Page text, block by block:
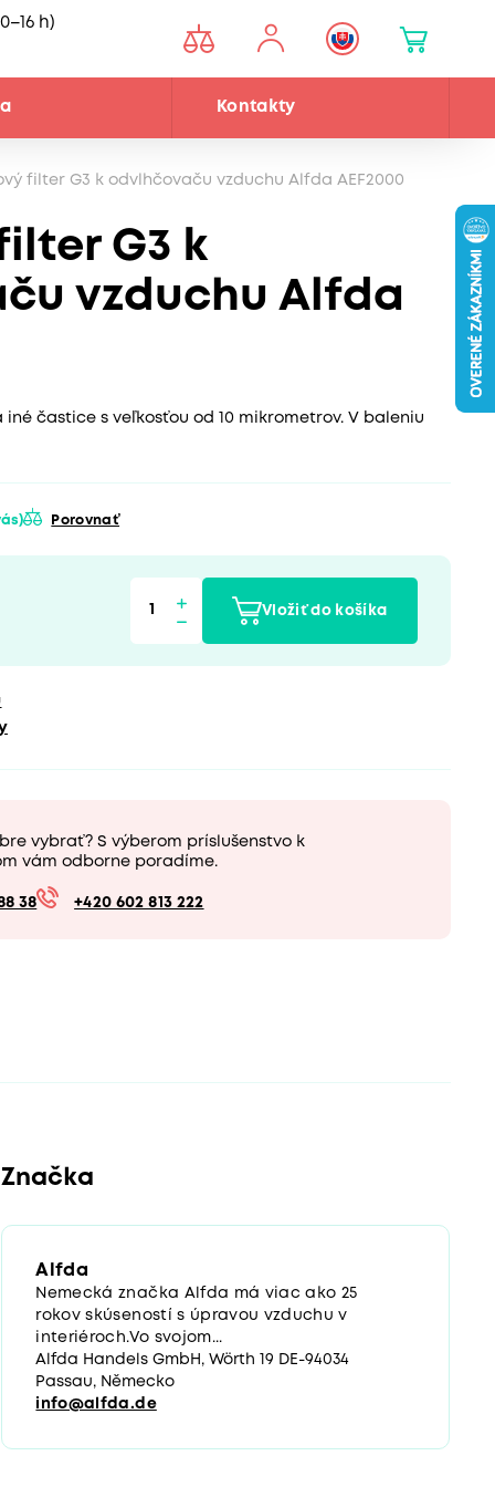
h)
Kontakty
filter G3 k odvlhčovaču vzduchu Alfda AEF2000
G3 k
vzduchu Alfda
častice s veľkosťou od 10 mikrometrov. V baleniu
Porovnať
Vložiť do košíka
vybrať? S výberom príslušenstvo k
vám odborne poradíme.
38 +420 602 813 222
Značka
Alfda
Nemecká značka Alfda má viac ako 25
rokov skúseností s úpravou vzduchu v
interiéroch.Vo svojom...
Alfda Handels GmbH, Wörth 19 DE-94034
Passau, Německo
info@alfda.de